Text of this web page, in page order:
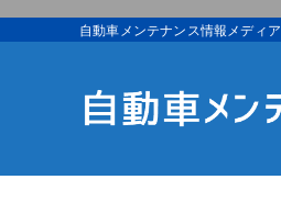
自動車メンテナンス情報メディア